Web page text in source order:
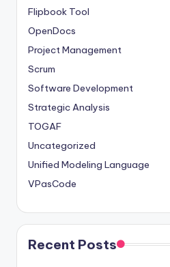
Flipbook Tool
OpenDocs
Project Management
Scrum
Software Development
Strategic Analysis
TOGAF
Uncategorized
Unified Modeling Language
VPasCode
Recent Posts